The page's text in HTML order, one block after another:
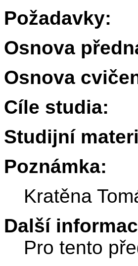
Požadavky:
Osnova
Osnova
Cíle studia:
Studijní
Poznámka:
Kratěna
Další
Pro tento